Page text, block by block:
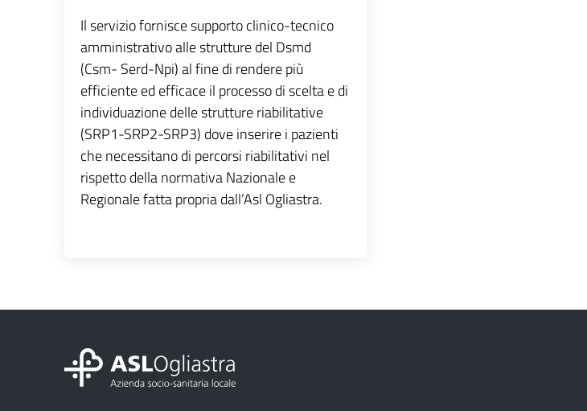
Il servizio fornisce supporto clinico-tecnico
amministrativo alle strutture del Dsmd
(Csm- Serd-Npi) al fine di rendere più
efficiente ed efficace il processo di scelta e di
individuazione delle strutture riabilitative
(SRP1-SRP2-SRP3) dove inserire i pazienti
che necessitano di percorsi riabilitativi nel
rispetto della normativa Nazionale e
Regionale fatta propria dall’Asl Ogliastra.